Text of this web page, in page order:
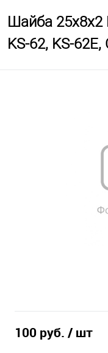
Шайба 25х8х2
KS-62, KS-
100 руб. / шт